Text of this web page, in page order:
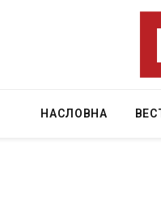
НАСЛОВНА